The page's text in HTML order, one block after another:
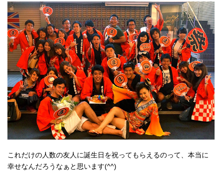
これだけの人数の友人に誕生日を祝ってもらえるのって、本当に
幸せなんだろうなぁと思います(^^)